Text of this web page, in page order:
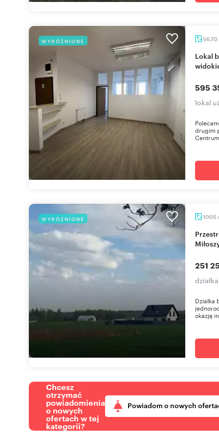
WYRÓŻNIONE 56,70
Lokal biurowy z klimatyzacją i zielonym
595
lokal
drugim
WYRÓŻNIONE 1005
Przestronna działka 1005 m² w leśnym otoczeniu
251
okazję
Chcesz
otrzymać
powiadomienia
o nowych
ofertach w tej
kategorii?
Powiadom o nowych